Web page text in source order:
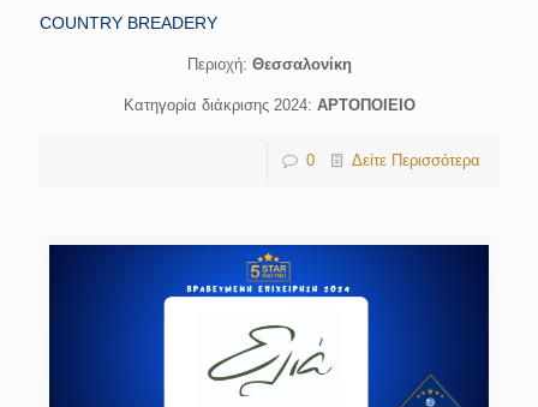
COUNTRY BREADERY
Περιοχή: Θεσσαλονίκη
Κατηγορία διάκρισης 2024: ΑΡΤΟΠΟΙΕΙΟ
0 Δείτε Περισσότερα